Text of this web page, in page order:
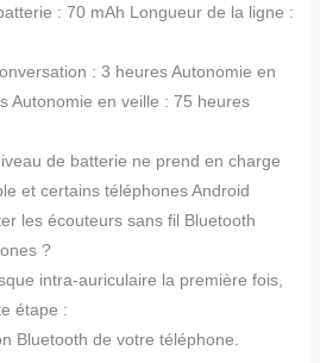
: 70 mAh Longueur de la ligne :
: 3 heures Autonomie en
Autonomie en veille : 75 heures
de batterie ne prend en charge
et certains téléphones Android
les écouteurs sans fil Bluetooth
?
intra-auriculaire la première fois,
étape :
Bluetooth de votre téléphone.